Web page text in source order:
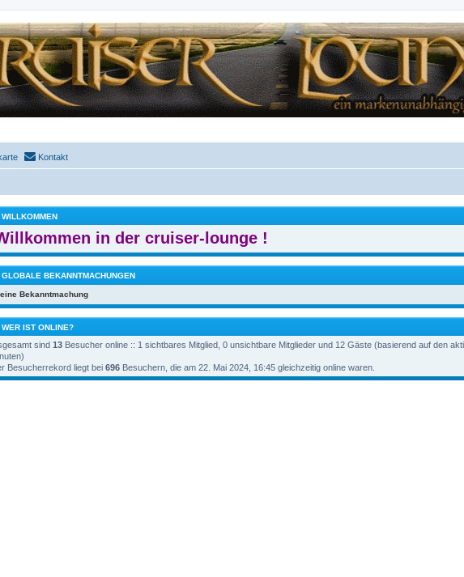
Kontakt
WILLKOMMEN
in der cruiser-lounge !
GLOBALE BEKANNTMACHUNGEN
Bekanntmachung
WER IST ONLINE?
sind 13 Besucher online :: 1 sichtbares Mitglied, 0 unsichtbare Mitglieder und 12 Gäste (basierend auf den
Besucherrekord liegt bei 696 Besuchern, die am 22. Mai 2024, 16:45 gleichzeitig online waren.